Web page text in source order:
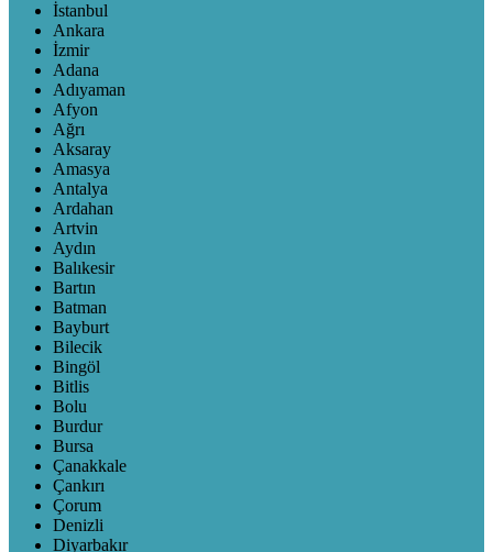
İstanbul
Ankara
İzmir
Adana
Adıyaman
Afyon
Ağrı
Aksaray
Amasya
Antalya
Ardahan
Artvin
Aydın
Balıkesir
Bartın
Batman
Bayburt
Bilecik
Bingöl
Bitlis
Bolu
Burdur
Bursa
Çanakkale
Çankırı
Çorum
Denizli
Diyarbakır